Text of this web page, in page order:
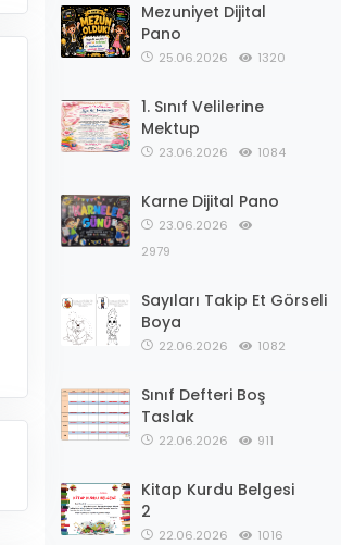
Mezuniyet Dijital
Pano
25.06.2026 1320
1. Sınıf Velilerine
Mektup
23.06.2026 1084
Karne Dijital Pano
23.06.2026
2979
Sayıları Takip Et Görseli
Boya
22.06.2026 1082
Sınıf Defteri Boş
Taslak
22.06.2026 911
Kitap Kurdu Belgesi
2
22.06.2026 1016